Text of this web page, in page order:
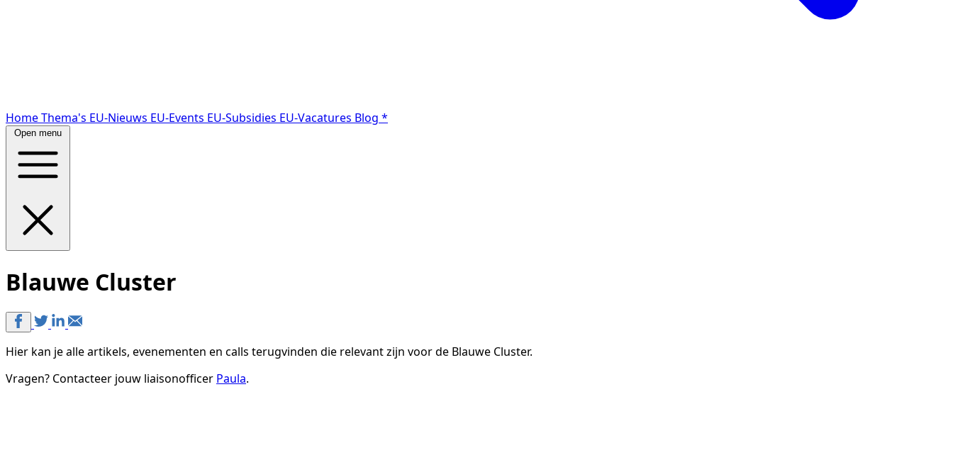
HomeThema's EU-Nieuws EU-Events EU-Subsidies EU-Vacatures Blog *
Open menu
Blauwe Cluster
Hier kan je alle artikels, evenementen en calls terugvinden die relevant zijn voor de Blauwe Cluster.
Vragen? Contacteer jouw liaisonofficer Paula.